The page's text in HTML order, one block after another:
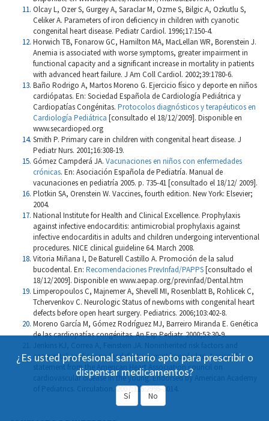
Olcay L, Ozer S, Gurgey A, Saraclar M, Ozme S, Bilgic A, Ozkutlu S,
Celiker A. Parameters of iron deficiency in children with cyanotic
congenital heart disease. Pediatr Cardiol. 1996;17:150-4.
Horwich TB, Fonarow GC, Hamilton MA, MacLellan WR, Borenstein J.
Anemia is associated with worse symptoms, greater impairment in
functional capacity and a significant increase in mortality in patients
with advanced heart failure. J Am Coll Cardiol. 2002;39:1780-6.
Baño Rodrigo A, Martos Moreno G. Ejercicio físico y deporte en niños
cardiópatas. En: Sociedad Española de Cardiología Pediátrica y
Cardiopatías Congénitas. Protocolos diagnósticos y terapéuticos en
Cardiología Pediátrica [consultado el 18/12/2009]. Disponible en
www.secardioped.org
Smith P. Primary care in children with congenital heart disease. J
Pediatr Nurs. 2001;16:308-19.
Gómez Campderá JA. Vacunaciones en niños con enfermedades
crónicas. En: Asociación Española de Pediatría. Manual de
vacunaciones en pediatría 2005. p. 735-41 [consultado el 18/12/ 2009].
Plotkin SA, Orenstein W. Vaccines, fourth edition. New York: Elsevier;
2004.
National Institute for Health and Clinical Excellence. Prophylaxis
against infective endocarditis: antimicrobial prophylaxis against
infective endocarditis in adults and children undergoing interventional
procedures. NICE clinical guideline 64. March 2008.
Vitoria Miñana I, De Baturell Castillo A. Promoción de la salud
bucodental. En: Recomendaciones PrevInfad/PAPPS[consultado el
18/12/2009]. Disponible en www.aepap.org/previnfad/Dental.htm
Limperopoulos C, Majnemer A, Shevell MI, Rosenblatt B, Rohlicek C,
Tchervenkov C. Neurologic Status of newborns with congenital heart
defects before open heart surgery. Pediatrics. 2006;103:402-8.
Moreno García M, Gómez Rodríguez MJ, Barreiro Miranda E. Genética
de las cardiopatías congénitas. An Esp Pediatr. 2000;53:30-9.
congenital cardiovascular defects: current knowledge. A scientific
statement from the American Heart Association council on
cardiovascular disease in the young. Endorsed by American Academy
of Pediatrics. Circulation. 2007;115:2995-3014.
¿Es usted profesional sanitario apto para prescribir o
dispensar medicamentos?
Sí No